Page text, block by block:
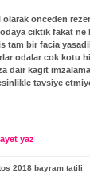
olarak onceden
ciktik fakat ne
tam bir facia
odalar cok kotu
dair kagit
tavsiye
yaz
2018 bayram tatili